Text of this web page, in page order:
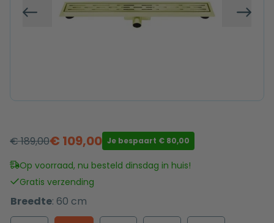
Vorige
€189,00
Oorspronkelijke
prijs
was:
€ 189,00.
€ 109,00
Huidige
prijs
is:
€ 109,00.
Je bespaart € 80,00
Op voorraad, nu besteld dinsdag in huis!
Gratis verzending
Breedte: 60 cm